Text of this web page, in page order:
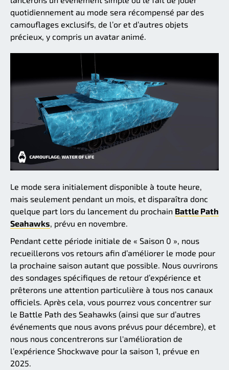
quotidiennement au mode sera récompensé par des
camouflages exclusifs, de l’or et d’autres objets
précieux, y compris un avatar animé.
Le mode sera initialement disponible à toute heure,
mais seulement pendant un mois, et disparaîtra donc
quelque part lors du lancement du prochain Battle Path
Seahawks, prévu en novembre.
Pendant cette période initiale de « Saison 0 », nous
recueillerons vos retours afin d’améliorer le mode pour
la prochaine saison autant que possible. Nous ouvrirons
des sondages spécifiques de retour d’expérience et
prêterons une attention particulière à tous nos canaux
officiels. Après cela, vous pourrez vous concentrer sur
le Battle Path des Seahawks (ainsi que sur d’autres
événements que nous avons prévus pour décembre), et
nous nous concentrerons sur l'amélioration de
l’expérience Shockwave pour la saison 1, prévue en
2025.